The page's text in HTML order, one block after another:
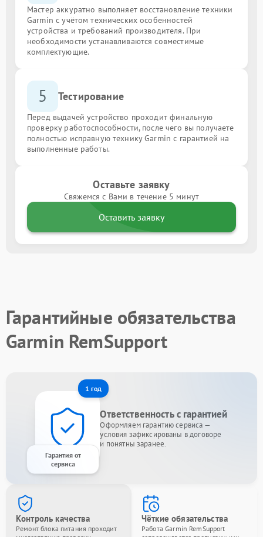
Мастер аккуратно выполняет восстановление техники
Garmin с учётом технических особенностей
устройства и требований производителя. При
необходимости устанавливаются совместимые
комплектующие.
5 Тестирование
Перед выдачей устройство проходит финальную
проверку работоспособности, после чего вы получаете
полностью исправную технику Garmin с гарантией на
выполненные работы.
Оставьте заявку
Свяжемся с Вами в течение 5 минут
Оставить заявку
Гарантийные обязательства
Garmin RemSupport
1 год
Гарантия от
сервиса
Ответственность с гарантией
Оформляем гарантию сервиса —
условия зафиксированы в договоре
и понятны заранее.
Контроль качества
Ремонт блока питания проходит
Чёткие обязательства
Работа Garmin RemSupport